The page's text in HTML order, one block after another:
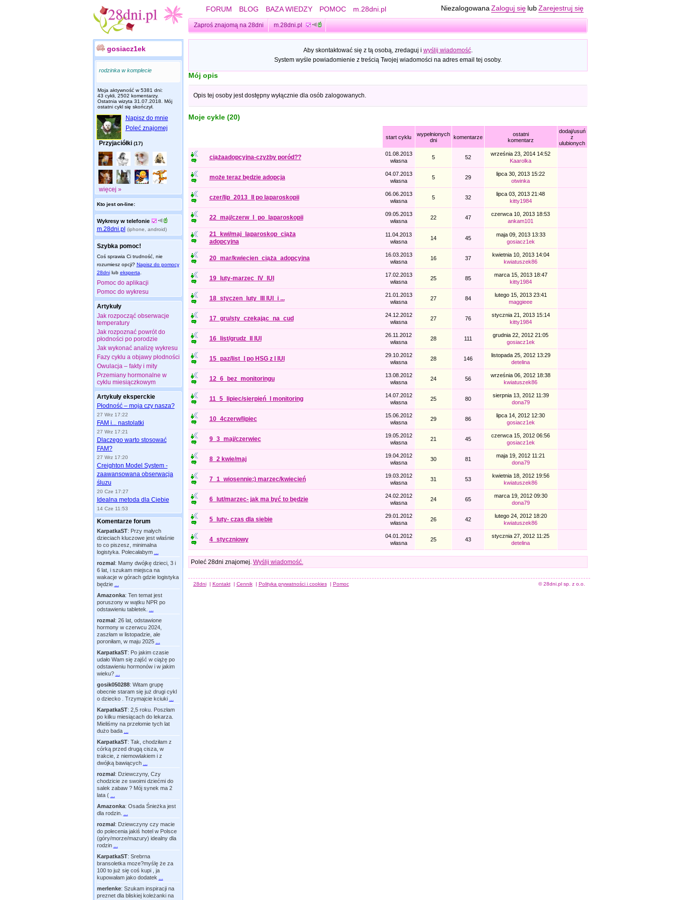
FORUM BLOG BAZA WIEDZY POMOC m.28dni.pl Niezalogowana Zaloguj się lub Zarejestruj się
Zaproś znajomą na 28dni m.28dni.pl
gosiacz1ek
rodzinka w komplecie
Moja aktywność w 5381 dni:
43 cykli, 2502 komentarzy.
Ostatnia wizyta 31.07.2018 . Mój
ostatni cykl się skończył.
Napisz do mnie
Poleć znajomej
Przyjaciółki (17)
więcej »
Kto jest on-line:
Wykresy w telefonie
m.28dni.pl (iphone, android)
Szybka pomoc!
Coś sprawia Ci trudność, nie
rozumiesz opcji? Napisz do pomocy
28dnilub eksperta
Pomoc do aplikacji
Pomoc do wykresu
Artykuły
Jak rozpocząć obserwacje
temperatury
Jak rozpoznać powrót do
płodności po porodzie
Jak wykonać analizę wykresu
Fazy cyklu a objawy płodności
Owulacja – fakty i mity
Przemiany hormonalne w
cyklu miesiączkowym
Artykuły eksperckie
Płodność – moja czy nasza?
27 Wrz 17:22
FAM i... nastolatki
27 Wrz 17:21
Dlaczego warto stosować
FAM?
27 Wrz 17:20
Creighton Model System -
zaawansowana obserwacja
śluzu
20 Cze 17:27
Idealna metoda dla Ciebie
14 Cze 11:53
Komentarze forum
KarpatkaST: Przy małych
dzieciach kluczowe jest właśnie
to co piszesz, minimalna
logistyka. Polecałabym
rozmal: Mamy dwójkę dzieci, 3 i
6 lat, i szukam miejsca na
wakacje w górach gdzie logistyka
będzie
Amazonka: Ten temat jest
poruszony w wątku NPR po
odstawieniu tabletek.
rozmal: 26 lat, odstawione
hormony w czerwcu 2024,
zaszłam w listopadzie, ale
poroniłam, w maju 2025
KarpatkaST: Po jakim czasie
udało Wam się zajść w ciążę po
odstawieniu hormonów i w jakim
wieku?
gosik050288: Witam grupę
obecnie staram się już drugi cykl
o dziecko . Trzymajcie kciuki
KarpatkaST: 2,5 roku. Poszłam
po kilku miesiącach do lekarza.
Mieliśmy na przełomie tych lat
dużo bada
KarpatkaST: Tak, chodziłam z
córką przed drugą cisza, w
trakcie, z niemowlakiem i z
dwójką bawiących
rozmal: Dziewczyny, Czy
chodzicie ze swoimi dziećmi do
salek zabaw ? Mój synek ma 2
lata (
Amazonka: Osada Śnieżka jest
dla rodzin.
rozmal: Dziewczyny czy macie
do polecenia jakiś hotel w Polsce
(góry/morze/mazury) idealny dla
rodzin
KarpatkaST: Srebrna
bransoletka moze?myślę że za
100 to już się coś kupi , ja
kupowałam jako dodatek
merlenke: Szukam inspiracji na
preznet dla bliskiej koleżanki na
Aby skontaktować się z tą osobą, zredaguj i wyślij wiadomość.
System wyśle powiadomienie z treścią Twojej wiadomości na adres email tej osoby.
Mój opis
Opis tej osoby jest dostępny wyłącznie dla osób zalogowanych.
Moje cykle (20)
start cyklu
wypełnionych
dni
komentarze
ostatni
komentarz
dodaj/usuń
z
ulubionych
ciążaadopcyjna-czyżby poród??
01.08.2013
własna
5 52
września 23, 2014 14:52
Kaarolka
może teraz będzie adopcja
04.07.2013
własna
5 29
lipca 30, 2013 15:22
otwinka
czer/lip_2013_II po laparoskopii
06.06.2013
własna
5 32
lipca 03, 2013 21:48
kitty1984
22_maj/czerw_I_po_laparoskopii
09.05.2013
własna
22 47
czerwca 10, 2013 18:53
ankam101
21_kwi/maj_laparoskop_ciąża
adopcyjna
11.04.2013
własna
14 45
maja 09, 2013 13:33
gosiacz1ek
20_mar/kwiecien_ciąża_adopcyjna
16.03.2013
własna
16 37
kwietnia 10, 2013 14:04
kwiatuszek86
19_luty-marzec_IV_IUI
17.02.2013
własna
25 85
marca 15, 2013 18:47
kitty1984
18_styczen_luty_III IUI_i ...
21.01.2013
własna
27 84
lutego 15, 2013 23:41
maggieee
17_gru/sty_czekając_na_cud
24.12.2012
własna
27 76
stycznia 21, 2013 15:14
kitty1984
16_list/grudz_II IUI
26.11.2012
własna
28 111
grudnia 22, 2012 21:05
gosiacz1ek
15_paz/list_I po HSG z I IUI
29.10.2012
własna
28 146
listopada 25, 2012 13:29
detelina
12_6_bez_monitoringu
13.08.2012
własna
24 56
września 06, 2012 18:38
kwiatuszek86
11_5_lipiec/sierpień_I monitoring
14.07.2012
własna
25 80
sierpnia 13, 2012 11:39
dona79
10_4czerw/lipiec
15.06.2012
własna
29 86
lipca 14, 2012 12:30
gosiacz1ek
9_3_maj/czerwiec
19.05.2012
własna
21 45
czerwca 15, 2012 06:56
gosiacz1ek
8_2 kwie/maj
19.04.2012
własna
30 81
maja 19, 2012 11:21
dona79
7_1_wiosennie:) marzec/kwiecień
19.03.2012
własna
31 53
kwietnia 18, 2012 19:56
kwiatuszek86
6_lut/marzec- jak ma być to będzie
24.02.2012
własna
24 65
marca 19, 2012 09:30
dona79
5_luty- czas dla siebie
29.01.2012
własna
26 42
lutego 24, 2012 18:20
kwiatuszek86
4_styczniowy
04.01.2012
własna
25 43
stycznia 27, 2012 11:25
detelina
Poleć 28dni znajomej. Wyślij wiadomość.
28dni | Kontakt | Cennik | Polityka prywatności i cookies | Pomoc © 28dni.pl sp. z o.o.